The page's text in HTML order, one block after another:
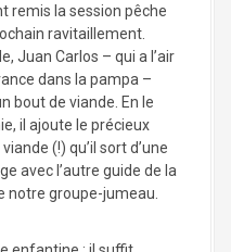
remis la session pêche
ravitaillement.
Juan Carlos – qui a l’air
dans la pampa –
bout de viande. En le
il ajoute le précieux
(!) qu’il sort d’une
avec l’autre guide de la
notre groupe-jumeau.